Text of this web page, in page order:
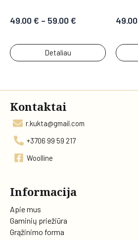
49.00€ – 59.00€
Detaliau
49.00
Kontaktai
r.kukta@gmail.com
+3706 99 59 217
Woolline
Informacija
Apie mus
Gaminių priežiūra
Grąžinimo forma